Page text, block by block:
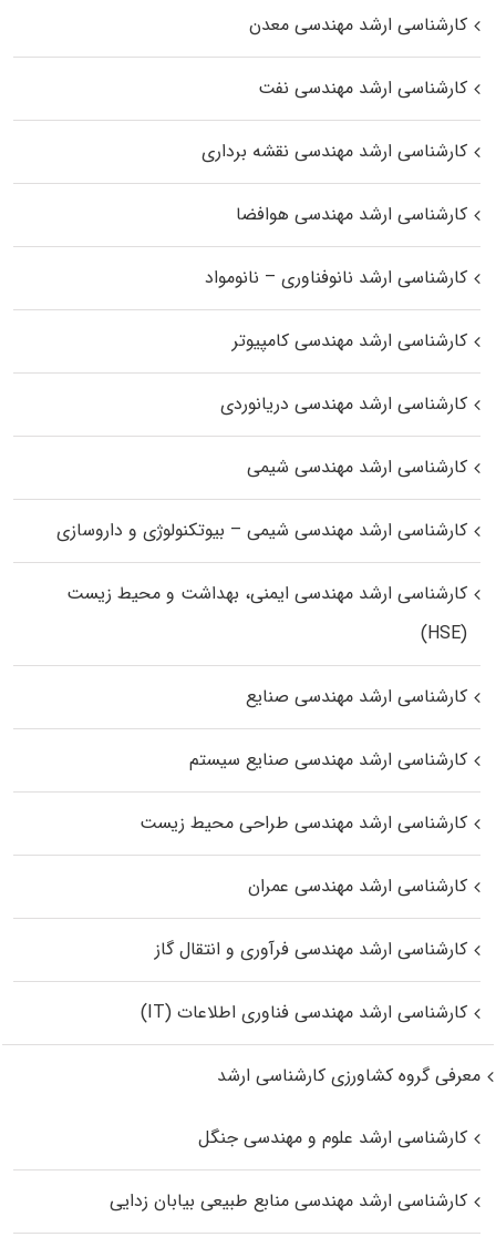
کارشناسی ارشد مهندسی معدن
کارشناسی ارشد مهندسی نفت
کارشناسی ارشد مهندسی نقشه برداری
کارشناسی ارشد مهندسی هوافضا
کارشناسی ارشد نانوفناوری – نانومواد
کارشناسی ارشد مهندسی کامپیوتر
کارشناسی ارشد مهندسی دریانوردی
کارشناسی ارشد مهندسی شیمی
کارشناسی ارشد مهندسی شیمی – بیوتکنولوژی و داروسازی
کارشناسی ارشد مهندسی ایمنی، بهداشت و محیط زیست
(HSE)
کارشناسی ارشد مهندسی صنایع
کارشناسی ارشد مهندسی صنایع سیستم
کارشناسی ارشد مهندسی طراحی محیط زیست
کارشناسی ارشد مهندسی عمران
کارشناسی ارشد مهندسی فرآوری و انتقال گاز
کارشناسی ارشد مهندسی فناوری اطلاعات (IT)
معرفی گروه کشاورزی کارشناسی ارشد
کارشناسی ارشد علوم و مهندسی جنگل
کارشناسی ارشد مهندسی منابع طبیعی بیابان زدایی